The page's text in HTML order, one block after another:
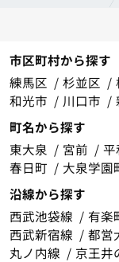
市区町村から探す
練馬区
杉並区
和光市
川口市
町名から探す
東大泉
宮前 平
春日町
大泉学園
沿線から探す
西武池袋線
有楽
西武新宿線
都営
丸ノ内線
京王井